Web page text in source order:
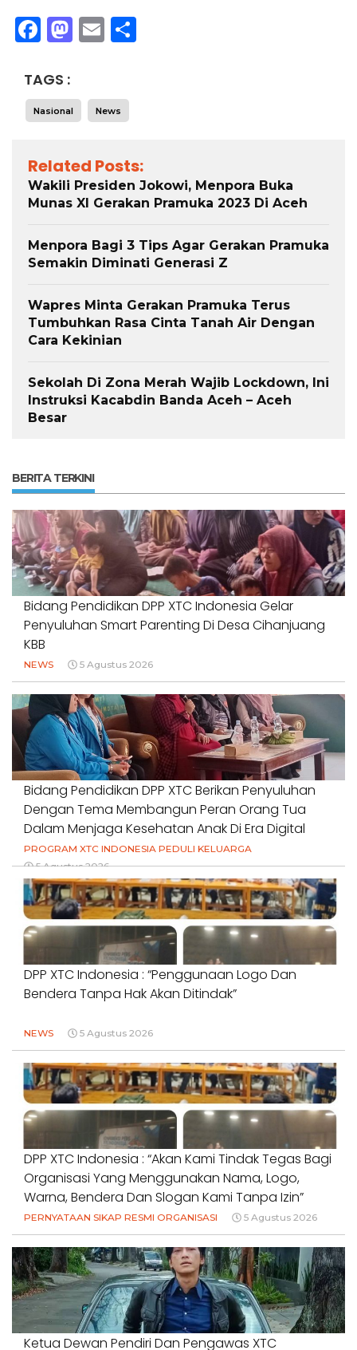
Facebook
Mastodon
Email
TAGS :
Nasional News
Related Posts:
Wakili Presiden Jokowi, Menpora Buka
Munas XI Gerakan Pramuka 2023 Di Aceh
Menpora Bagi 3 Tips Agar Gerakan Pramuka
Semakin Diminati Generasi Z
Wapres Minta Gerakan Pramuka Terus
Tumbuhkan Rasa Cinta Tanah Air Dengan
Cara Kekinian
Sekolah Di Zona Merah Wajib Lockdown, Ini
Instruksi Kacabdin Banda Aceh – Aceh
Besar
BERITA TERKINI
Bidang Pendidikan DPP XTC Indonesia Gelar
Penyuluhan Smart Parenting Di Desa Cihanjuang
KBB
NEWS 5 Agustus 2026
Bidang Pendidikan DPP XTC Berikan Penyuluhan
Dengan Tema Membangun Peran Orang Tua
Dalam Menjaga Kesehatan Anak Di Era Digital
PROGRAM XTC INDONESIA PEDULI KELUARGA
5 Agustus 2026
DPP XTC Indonesia : “Penggunaan Logo Dan
Bendera Tanpa Hak Akan Ditindak”
NEWS 5 Agustus 2026
DPP XTC Indonesia : “Akan Kami Tindak Tegas Bagi
Organisasi Yang Menggunakan Nama, Logo,
Warna, Bendera Dan Slogan Kami Tanpa Izin”
PERNYATAAN SIKAP RESMI ORGANISASI 5 Agustus 2026
Ketua Dewan Pendiri Dan Pengawas XTC